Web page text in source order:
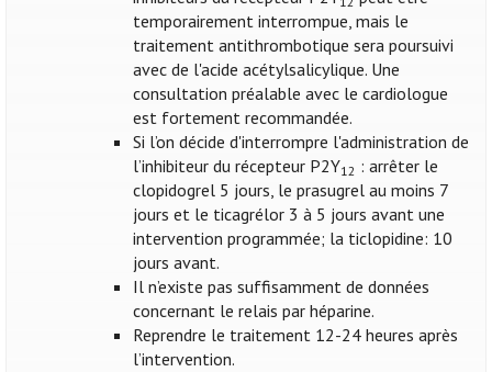
temporairement interrompue, mais le
traitement antithrombotique sera poursuivi
avec de l'acide acétylsalicylique. Une
consultation préalable avec le cardiologue
est fortement recommandée.
Si l’on décide d'interrompre l'administration de
l’inhibiteur du récepteur P2Y12 : arrêter le
clopidogrel 5 jours, le prasugrel au moins 7
jours et le ticagrélor 3 à 5 jours avant une
intervention programmée; la ticlopidine: 10
jours avant.
Il n’existe pas suffisamment de données
concernant le relais par héparine.
Reprendre le traitement 12-24 heures après
l’intervention.